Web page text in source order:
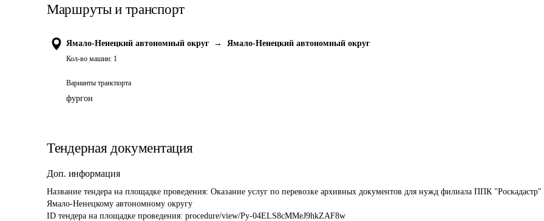
Маршруты и транспорт
Ямало-Ненецкий автономный округ → Ямало-Ненецкий автономный округ
Кол-во машин: 1
Варианты транспорта
фургон
Тендерная документация
Доп. информация
Название тендера на площадке проведения: Оказание услуг по перевозке архивных документов для нужд филиала ППК
Ямало-Ненецкому автономному округу
ID тендера на площадке проведения: procedure/view/Py-04ELS8cMMeJ9hkZAF8w